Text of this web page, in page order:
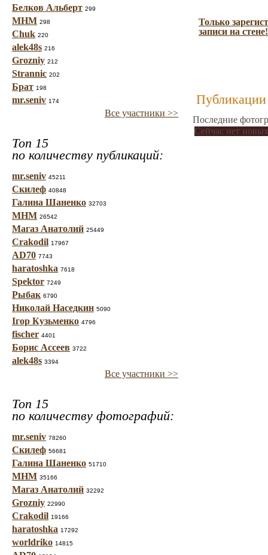
Белков Альберт 299
МНМ 298
Chuk 220
alek48s 216
Grozniy 212
Strannic 202
Брат 198
mr.seniv 174
Все участники >>
Топ 15
по количеству публикаций:
mr.seniv 45211
Скилеф 40848
Галина Шаненко 32703
МНМ 26542
Магаз Анатолий 25449
Crakodil 17967
AD70 7743
haratoshka 7618
Spektor 7249
Рыбак 6790
Николай Наседкин 5090
Ігор Кузьменко 4796
fischer 4401
Борис Ассеев 3722
alek48s 3394
Все участники >>
Топ 15
по количеству фотографий:
mr.seniv 78260
Скилеф 56681
Галина Шаненко 51710
МНМ 35166
Магаз Анатолий 32292
Grozniy 22990
Crakodil 19166
haratoshka 17292
worldriko 14815
Только
записи на стене!
Публикации
Последние
Сейчас нет